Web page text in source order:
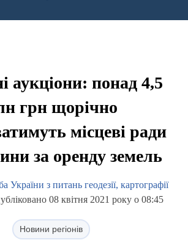
аукціони: понад 4,5
грн щорічно
місцеві ради
за оренду земель
України з питань геодезії, картографії
08 квітня 2021 року о 08:45
Новини регіонів